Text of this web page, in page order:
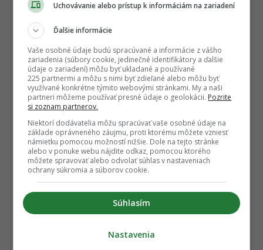
Uchovávanie alebo prístup k informáciám na zariadení
Ďalšie informácie
Vaše osobné údaje budú spracúvané a informácie z vášho
zariadenia (súbory cookie, jedinečné identifikátory a ďalšie
údaje o zariadení) môžu byť ukladané a používané
225 partnermi a môžu s nimi byť zdieľané alebo môžu byť
využívané konkrétne týmito webovými stránkami. My a naši
partneri môžeme používať presné údaje o geolokácii. Pozrite
si zoznam partnerov.
Niektorí dodávatelia môžu spracúvať vaše osobné údaje na
základe oprávneného záujmu, proti ktorému môžete vzniesť
námietku pomocou možností nižšie. Dole na tejto stránke
alebo v ponuke webu nájdite odkaz, pomocou ktorého
môžete spravovať alebo odvolať súhlas v nastaveniach
ochrany súkromia a súborov cookie.
Súhlasím
Nastavenia